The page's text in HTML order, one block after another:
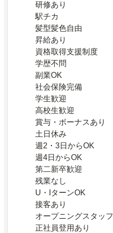
研修あり
駅チカ
髪型髪色自由
昇給あり
資格取得支援制度
学歴不問
副業OK
社会保険完備
学生歓迎
高校生歓迎
賞与・ボーナスあり
土日休み
週2・3日からOK
週4日からOK
第二新卒歓迎
残業なし
U・IターンOK
接客あり
オープニングスタッフ
正社員登用あり